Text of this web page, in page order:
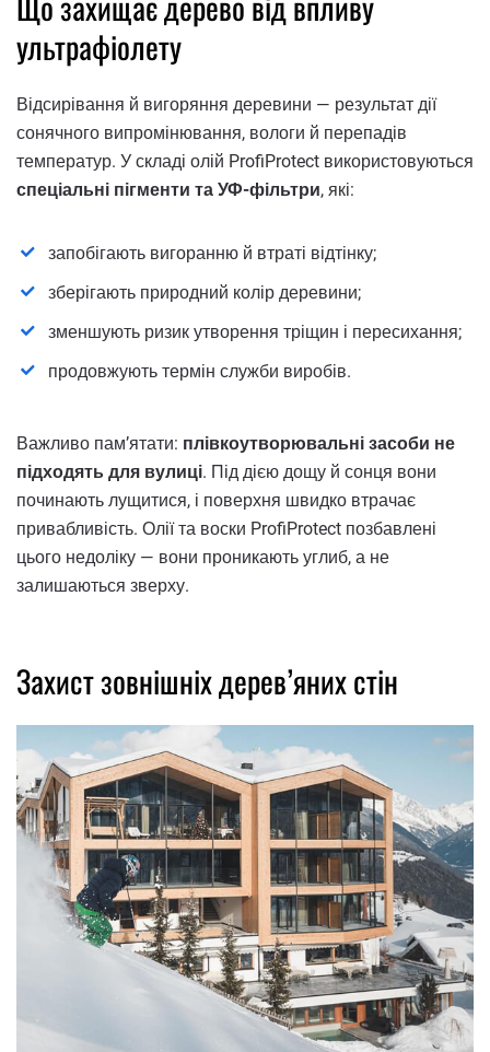
ультрафіолету
Відсирівання й вигоряння деревини — результат дії
сонячного випромінювання, вологи й перепадів
температур. У складі олій ProfiProtect використовуються
спеціальні пігменти та УФ-фільтри, які:
запобігають вигоранню й втраті відтінку;
зберігають природний колір деревини;
зменшують ризик утворення тріщин і пересихання;
продовжують термін служби виробів.
Важливо пам’ятати: плівкоутворювальні засоби не
підходять для вулиці. Під дією дощу й сонця вони
починають лущитися, і поверхня швидко втрачає
привабливість. Олії та воски ProfiProtect позбавлені
цього недоліку — вони проникають углиб, а не
залишаються зверху.
Захист зовнішніх дерев’яних стін